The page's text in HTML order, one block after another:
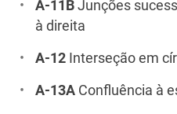
A-11B Junções
à direita
A-12 Interseção em
A-13A Confluência à